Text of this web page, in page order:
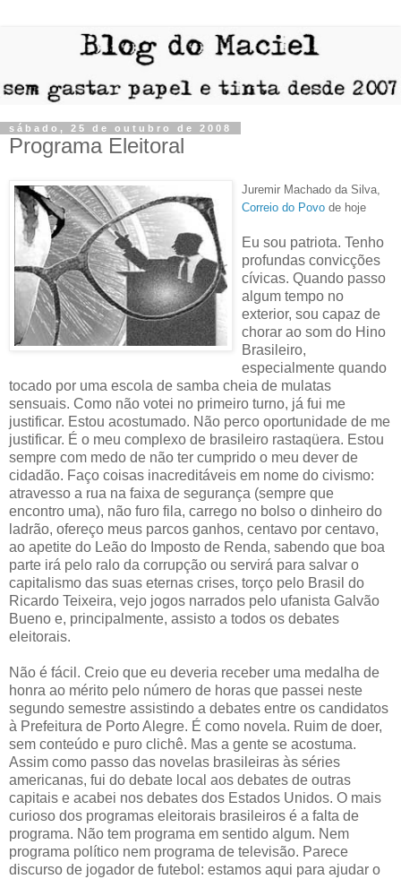
sábado, 25 de outubro de 2008
Programa Eleitoral
Juremir Machado da Silva,
Correio do Povo de hoje
Eu sou patriota. Tenho
profundas convicções
cívicas. Quando passo
algum tempo no
exterior, sou capaz de
chorar ao som do Hino
Brasileiro,
especialmente quando
tocado por uma escola de samba cheia de mulatas
sensuais. Como não votei no primeiro turno, já fui me
justificar. Estou acostumado. Não perco oportunidade de me
justificar. É o meu complexo de brasileiro rastaqüera. Estou
sempre com medo de não ter cumprido o meu dever de
cidadão. Faço coisas inacreditáveis em nome do civismo:
atravesso a rua na faixa de segurança (sempre que
encontro uma), não furo fila, carrego no bolso o dinheiro do
ladrão, ofereço meus parcos ganhos, centavo por centavo,
ao apetite do Leão do Imposto de Renda, sabendo que boa
parte irá pelo ralo da corrupção ou servirá para salvar o
capitalismo das suas eternas crises, torço pelo Brasil do
Ricardo Teixeira, vejo jogos narrados pelo ufanista Galvão
Bueno e, principalmente, assisto a todos os debates
eleitorais.
Não é fácil. Creio que eu deveria receber uma medalha de
honra ao mérito pelo número de horas que passei neste
segundo semestre assistindo a debates entre os candidatos
à Prefeitura de Porto Alegre. É como novela. Ruim de doer,
sem conteúdo e puro clichê. Mas a gente se acostuma.
Assim como passo das novelas brasileiras às séries
americanas, fui do debate local aos debates de outras
capitais e acabei nos debates dos Estados Unidos. O mais
curioso dos programas eleitorais brasileiros é a falta de
programa. Não tem programa em sentido algum. Nem
programa político nem programa de televisão. Parece
discurso de jogador de futebol: estamos aqui para ajudar o